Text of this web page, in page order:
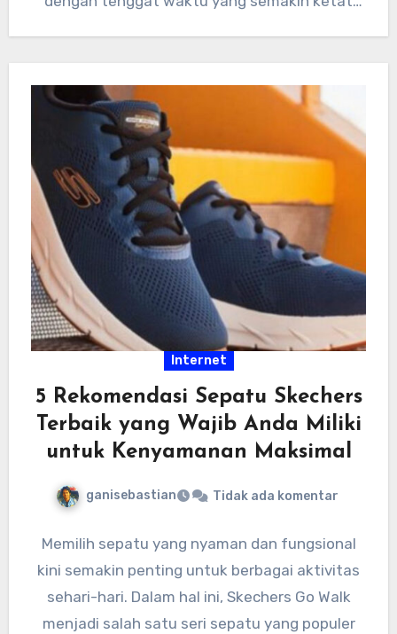
Internet
5 Rekomendasi Sepatu Skechers
Terbaik yang Wajib Anda Miliki
untuk Kenyamanan Maksimal
ganisebastian Tidak ada komentar
Memilih sepatu yang nyaman dan fungsional
kini semakin penting untuk berbagai aktivitas
sehari-hari. Dalam hal ini, Skechers Go Walk
menjadi salah satu seri sepatu yang populer